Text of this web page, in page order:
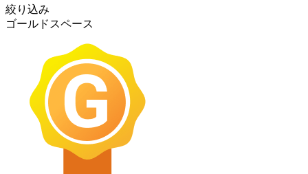
絞り込み
ゴールドスペース